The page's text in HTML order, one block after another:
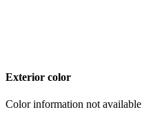
Exterior color
Color information not available